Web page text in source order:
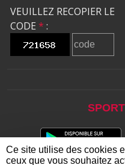
VEUILLEZ RECOPIER LE
CODE * :
Ce site utilise des cookies
ceux que vous souhaitez